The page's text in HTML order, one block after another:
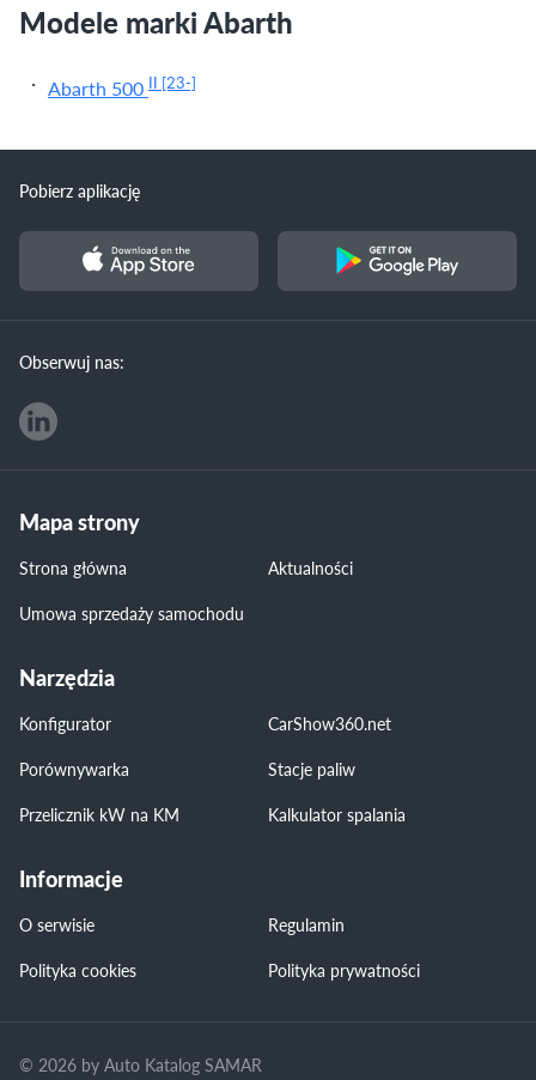
Modele marki Abarth
Abarth 500 II [23-]
Pobierz aplikację
Obserwuj nas:
Mapa strony
Strona główna
Aktualności
Umowa sprzedaży samochodu
Narzędzia
Konfigurator
CarShow360.net
Porównywarka
Stacje paliw
Przelicznik kW na KM
Kalkulator spalania
Informacje
O serwisie
Regulamin
Polityka cookies
Polityka prywatności
© 2026 by Auto Katalog SAMAR